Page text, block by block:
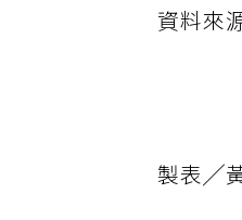
資料來
製表╱